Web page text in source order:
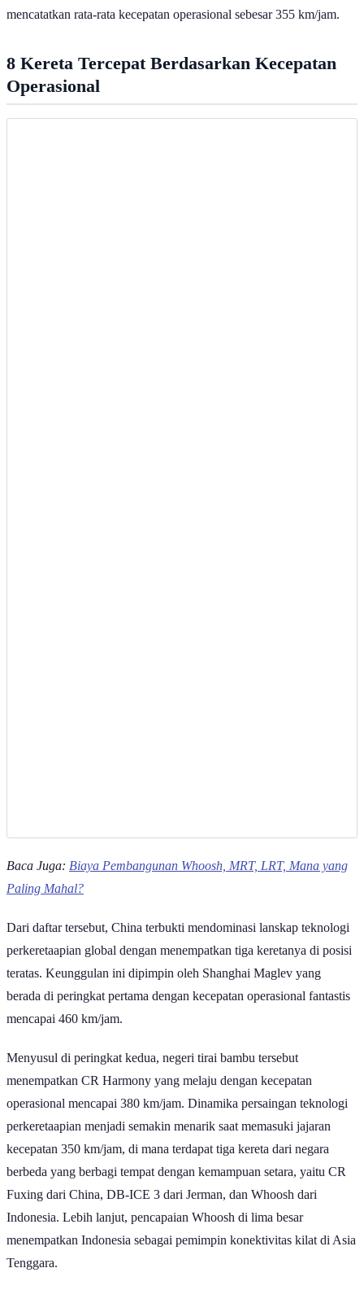
mencatatkan rata-rata kecepatan operasional sebesar 355 km/jam.
8 Kereta Tercepat Berdasarkan Kecepatan
Operasional
Baca Juga: Biaya Pembangunan Whoosh, MRT, LRT, Mana yang
Paling Mahal?
Dari daftar tersebut, China terbukti mendominasi lanskap teknologi
perkeretaapian global dengan menempatkan tiga keretanya di posisi
teratas. Keunggulan ini dipimpin oleh Shanghai Maglev yang
berada di peringkat pertama dengan kecepatan operasional fantastis
mencapai 460 km/jam.
Menyusul di peringkat kedua, negeri tirai bambu tersebut
menempatkan CR Harmony yang melaju dengan kecepatan
operasional mencapai 380 km/jam. Dinamika persaingan teknologi
perkeretaapian menjadi semakin menarik saat memasuki jajaran
kecepatan 350 km/jam, di mana terdapat tiga kereta dari negara
berbeda yang berbagi tempat dengan kemampuan setara, yaitu CR
Fuxing dari China, DB-ICE 3 dari Jerman, dan Whoosh dari
Indonesia. Lebih lanjut, pencapaian Whoosh di lima besar
menempatkan Indonesia sebagai pemimpin konektivitas kilat di Asia
Tenggara.